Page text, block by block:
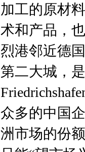
加工的原材
术和产品，
烈港邻近德
第二大城，
众多的中国
洲市场的份